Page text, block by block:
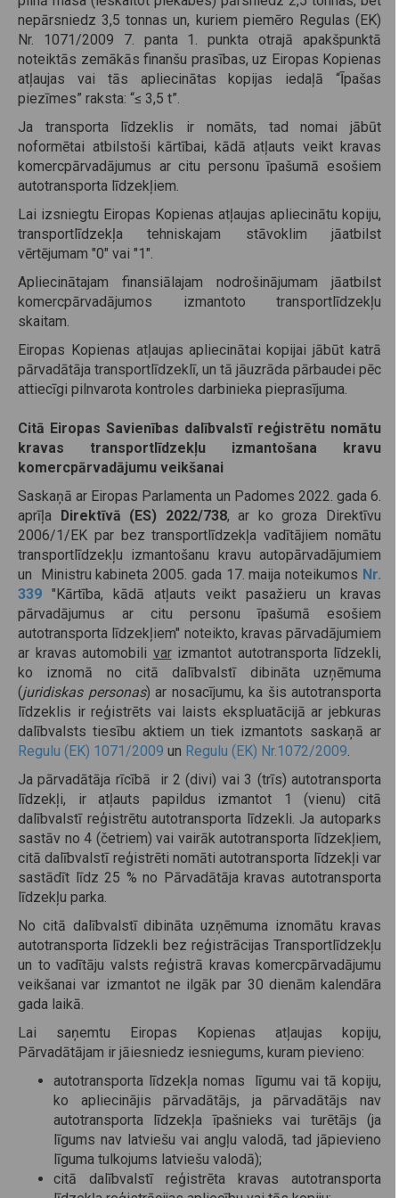
nepārsniedz 3,5 tonnas un, kuriem piemēro Regulas (EK)
Nr. 1071/2009 7. panta 1. punkta otrajā apakšpunktā
noteiktās zemākās finanšu prasības, uz Eiropas Kopienas
atļaujas vai tās apliecinātas kopijas iedaļā “Īpašas
piezīmes” raksta: “≤ 3,5 t”.
Ja transporta līdzeklis ir nomāts, tad nomai jābūt
noformētai atbilstoši kārtībai, kādā atļauts veikt kravas
komercpārvadājumus ar citu personu īpašumā esošiem
autotransporta līdzekļiem.
Lai izsniegtu Eiropas Kopienas atļaujas apliecinātu kopiju,
transportlīdzekļa tehniskajam stāvoklim jāatbilst
vērtējumam "0" vai "1".
Apliecinātajam finansiālajam nodrošinājumam jāatbilst
komercpārvadājumos izmantoto transportlīdzekļu
skaitam.
Eiropas Kopienas atļaujas apliecinātai kopijai jābūt katrā
pārvadātāja transportlīdzeklī, un tā jāuzrāda pārbaudei pēc
attiecīgi pilnvarota kontroles darbinieka pieprasījuma.
Citā Eiropas Savienības dalībvalstī reģistrētu nomātu
kravas transportlīdzekļu izmantošana kravu
komercpārvadājumu veikšanai
Saskaņā ar Eiropas Parlamenta un Padomes 2022. gada 6.
aprīļa
Direktīvā (ES) 2022/738, ar ko groza Direktīvu
2006/1/EK par bez transportlīdzekļa vadītājiem nomātu
transportlīdzekļu izmantošanu kravu autopārvadājumiem
un Ministru kabineta 2005. gada 17. maija noteikumos Nr.
339 "Kārtība, kādā atļauts veikt pasažieru un kravas
pārvadājumus ar citu personu īpašumā esošiem
autotransporta līdzekļiem" noteikto, kravas pārvadājumiem
ar kravas automobili varizmantot autotransporta līdzekli,
ko iznomā no citā dalībvalstī dibināta uzņēmuma
(juridiskas personas) ar nosacījumu, ka šis autotransporta
līdzeklis ir reģistrēts vai laists ekspluatācijā ar jebkuras
dalībvalsts tiesību aktiem un tiek izmantots saskaņā ar
Regulu (EK) 1071/2009 un Regulu (EK) Nr.1072/2009.
Ja pārvadātāja rīcībā ir 2 (divi) vai 3 (trīs) autotransporta
līdzekļi, ir atļauts papildus izmantot 1 (vienu) citā
dalībvalstī reģistrētu autotransporta līdzekli. Ja autoparks
sastāv no 4 (četriem) vai vairāk autotransporta līdzekļiem,
citā dalībvalstī reģistrēti nomāti autotransporta līdzekļi var
sastādīt līdz 25 % no Pārvadātāja kravas autotransporta
līdzekļu parka.
No citā dalībvalstī dibināta uzņēmuma iznomātu kravas
autotransporta līdzekli bez reģistrācijas Transportlīdzekļu
un to vadītāju valsts reģistrā kravas komercpārvadājumu
veikšanai var izmantot ne ilgāk par 30 dienām kalendāra
gada laikā.
Lai saņemtu Eiropas Kopienas atļaujas kopiju,
Pārvadātājam ir jāiesniedz iesniegums, kuram pievieno:
autotransporta līdzekļa nomas līgumu vai tā kopiju,
ko apliecinājis pārvadātājs, ja pārvadātājs nav
autotransporta līdzekļa īpašnieks vai turētājs (ja
līgums nav latviešu vai angļu valodā, tad jāpievieno
līguma tulkojums latviešu valodā);
citā dalībvalstī reģistrēta kravas autotransporta